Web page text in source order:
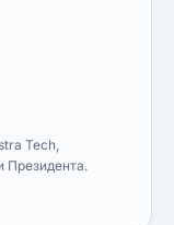
Tech,
Президента.